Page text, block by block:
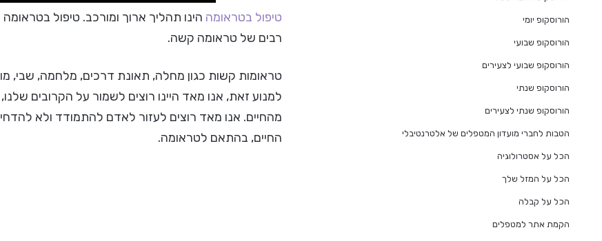
טיפול בטראומה הינו תהליך ארוך ומורכב. טיפול בטראומה
רבים של טראומה קשה.
טראומות קשות כגון מחלה, תאונת דרכים, מלחמה, שבי,
למנוע זאת, אנו מאד היינו רוצים לשמור על הקרובים
מהחיים. אנו מאד רוצים לעזור לאדם להתמודד ולא
החיים, בהתאם לטראומה.
הורוסקופ יומי
הורוסקופ שבועי
הורוסקופ שבועי לצעירים
הורוסקופ שנתי
הורוסקופ שנתי לצעירים
הטבות לחברי מועדון המטפלים של אלטרנטיבלי
הכל על אסטרולוגיה
הכל על המזל שלך
הכל על קבלה
הקמת אתר למטפלים